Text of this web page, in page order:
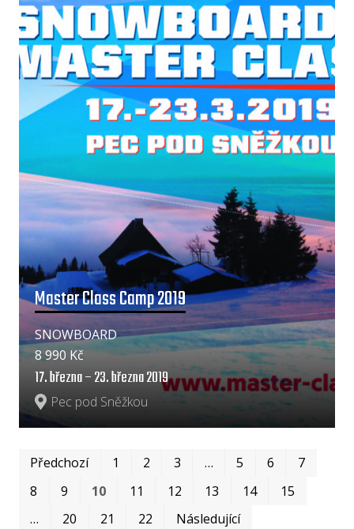
Master Class Camp 2019
Pec pod Sněžkou
17. března – 23. března 2019
8 990 Kč
SNOWBOARD
Předchozí 1 2 3 … 5 6
7
8
9 10 11 12 13 14
15
…
20 21 22 Následující